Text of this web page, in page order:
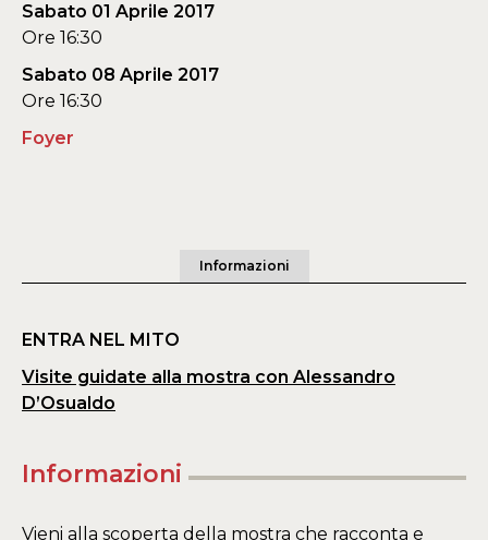
Sabato 01 Aprile 2017
Ore 16:30
Sabato 08 Aprile 2017
Ore 16:30
Foyer
Informazioni
ENTRA NEL MITO
Visite guidate alla mostra con Alessandro
D’Osualdo
Informazioni
Vieni alla scoperta della mostra che racconta e